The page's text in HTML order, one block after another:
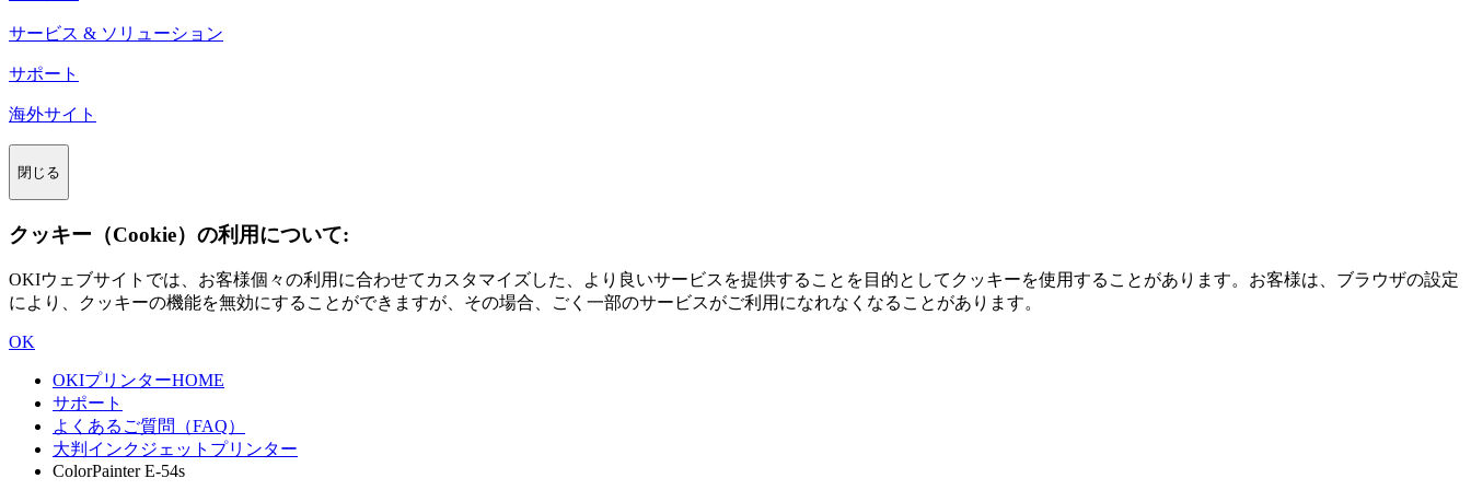
サービス & ソリューション
サポート
海外サイト
閉じる
クッキー（Cookie）の利用について:
OKIウェブサイトでは、お客様個々の利用に合わせてカスタマイズした、より良いサービスを提供することを目的としてクッキーを使用することがあります。お客様は、ブラウザの設定
により、クッキーの機能を無効にすることができますが、その場合、ごく一部のサービスがご利用になれなくなることがあります。
OK
OKIプリンターHOME
サポート
よくあるご質問（FAQ）
大判インクジェットプリンター
ColorPainter E-54s